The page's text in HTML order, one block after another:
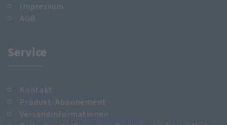
Impressum
AGB
Service
Kontakt
Produkt-Abonnement
Versandinformationen